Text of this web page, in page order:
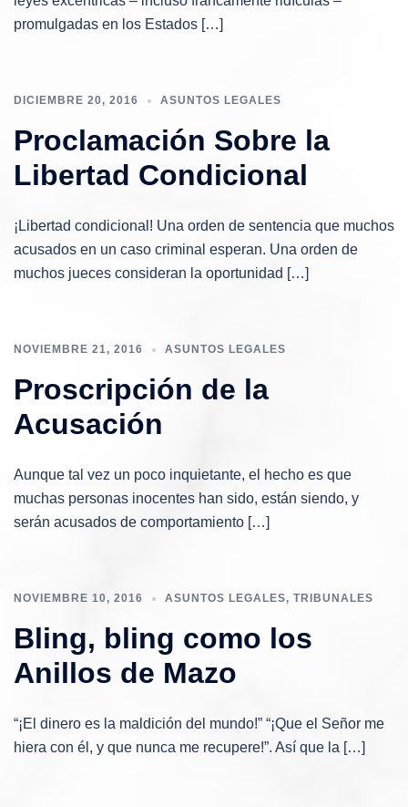
promulgadas en los Estados […]
DICIEMBRE 20, 2016 ASUNTOS LEGALES
Proclamación Sobre la
Libertad Condicional
¡Libertad condicional! Una orden de sentencia que muchos
acusados ​​en un caso criminal esperan. Una orden de
muchos jueces consideran la oportunidad […]
NOVIEMBRE 21, 2016 ASUNTOS LEGALES
Proscripción de la
Acusación
Aunque tal vez un poco inquietante, el hecho es que
muchas personas inocentes han sido, están siendo, y
serán acusados ​​de comportamiento […]
NOVIEMBRE 10, 2016 ASUNTOS LEGALES, TRIBUNALES
Bling, bling como los
Anillos de Mazo
“¡El dinero es la maldición del mundo!” “¡Que el Señor me
hiera con él, y que nunca me recupere!”. Así que la […]